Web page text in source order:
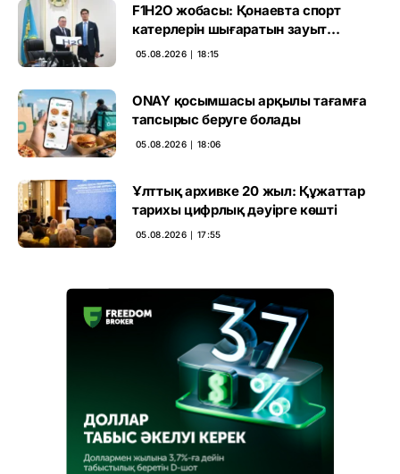
F1H2O жобасы: Қонаевта спорт
катерлерін шығаратын зауыт
ашылмақ
05.08.2026 ∣ 18:15
ONAY қосымшасы арқылы тағамға
тапсырыс беруге болады
05.08.2026 ∣ 18:06
Ұлттық архивке 20 жыл: Құжаттар
тарихы цифрлық дәуірге көшті
05.08.2026 ∣ 17:55